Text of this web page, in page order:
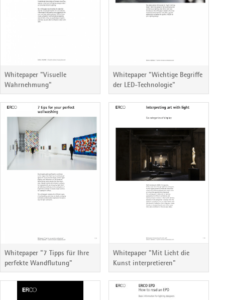
Whitepaper "Visuelle
Wahrnehmung"
Whitepaper "Wichtige Begriffe
der LED-Technologie"
Whitepaper "7 Tipps für Ihre
perfekte Wandflutung"
Whitepaper "Mit Licht die
Kunst interpretieren"